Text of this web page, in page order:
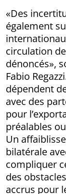
«Des
également
circulation
dénoncés»,
Fabio
dépendent
avec des
pour
préalables
Un
bilatérale
compliquer
des
accrus pour